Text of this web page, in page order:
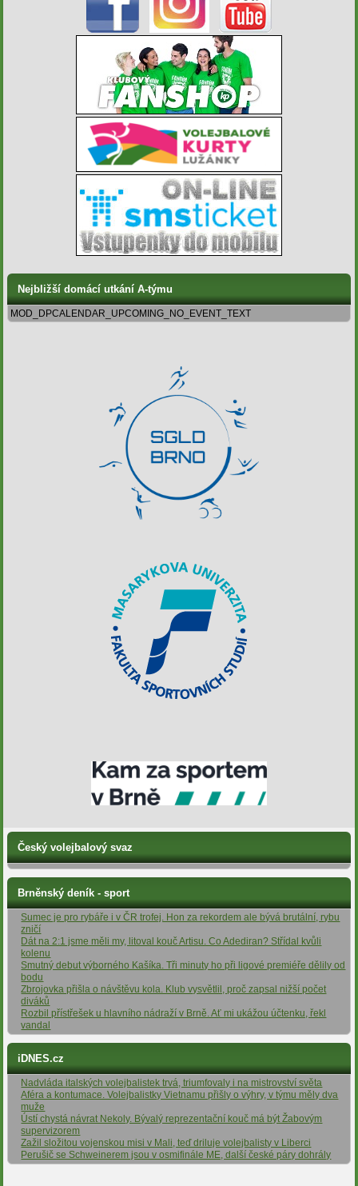
Nejbližší domácí utkání A-týmu
MOD_DPCALENDAR_UPCOMING_NO_EVENT_TEXT
Český volejbalový svaz
Brněnský deník - sport
Sumec je pro rybáře i v ČR trofej. Hon za rekordem ale bývá brutální, rybu
zničí
Dát na 2:1 jsme měli my, litoval kouč Artisu. Co Adediran? Střídal kvůli
kolenu
Smutný debut výborného Kašíka. Tři minuty ho při ligové premiéře dělily od
bodu
Zbrojovka přišla o návštěvu kola. Klub vysvětlil, proč zapsal nižší počet
diváků
Rozbil přístřešek u hlavního nádraží v Brně. Ať mi ukážou účtenku, řekl
vandal
iDNES.cz
Nadvláda italských volejbalistek trvá, triumfovaly i na mistrovství světa
Aféra a kontumace. Volejbalistky Vietnamu přišly o výhry, v týmu měly dva
muže
Ústí chystá návrat Nekoly. Bývalý reprezentační kouč má být Žabovým
supervizorem
Zažil složitou vojenskou misi v Mali, teď driluje volejbalisty v Liberci
Perušič se Schweinerem jsou v osmifinále ME, další české páry dohrály